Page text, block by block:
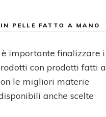
PELLE FATTO A MANO
è importante finalizzare i
con prodotti fatti a
le migliori materie
anche scelte